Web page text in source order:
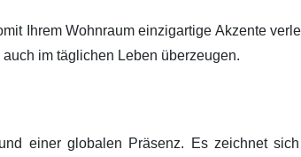
Ihrem Wohnraum einzigartige Akzente
im täglichen Leben überzeugen.
einer globalen Präsenz. Es zeichnet